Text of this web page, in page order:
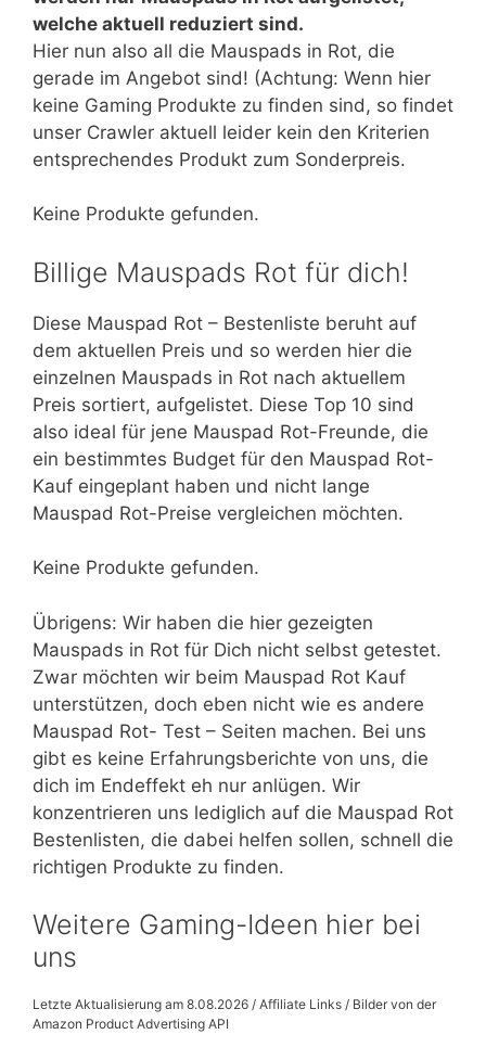
welche aktuell reduziert sind.
Hier nun also all die Mauspads in Rot, die
gerade im Angebot sind! (Achtung: Wenn hier
keine Gaming Produkte zu finden sind, so findet
unser Crawler aktuell leider kein den Kriterien
entsprechendes Produkt zum Sonderpreis.
Keine Produkte gefunden.
Billige Mauspads Rot für dich!
Diese Mauspad Rot – Bestenliste beruht auf
dem aktuellen Preis und so werden hier die
einzelnen Mauspads in Rot nach aktuellem
Preis sortiert, aufgelistet. Diese Top 10 sind
also ideal für jene Mauspad Rot-Freunde, die
ein bestimmtes Budget für den Mauspad Rot-
Kauf eingeplant haben und nicht lange
Mauspad Rot-Preise vergleichen möchten.
Keine Produkte gefunden.
Übrigens: Wir haben die hier gezeigten
Mauspads in Rot für Dich nicht selbst getestet.
Zwar möchten wir beim Mauspad Rot Kauf
unterstützen, doch eben nicht wie es andere
Mauspad Rot- Test – Seiten machen. Bei uns
gibt es keine Erfahrungsberichte von uns, die
dich im Endeffekt eh nur anlügen. Wir
konzentrieren uns lediglich auf die Mauspad Rot
Bestenlisten, die dabei helfen sollen, schnell die
richtigen Produkte zu finden.
Weitere Gaming-Ideen hier bei
uns
Letzte Aktualisierung am 8.08.2026 / Affiliate Links / Bilder von der
Amazon Product Advertising API